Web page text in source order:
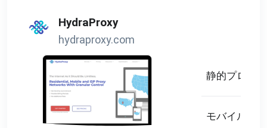
HydraProxy
hydraproxy.com
静的プロキシ
モバイルプ